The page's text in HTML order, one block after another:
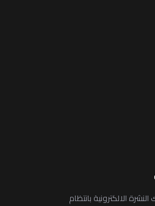
الالكترونية بانتظام